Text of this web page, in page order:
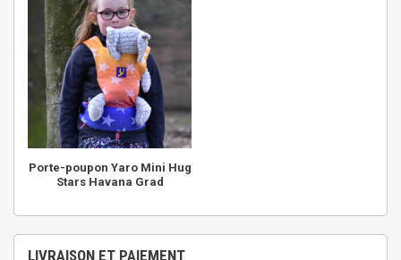
Porte-poupon Yaro Mini Hug
Stars Havana Grad
LIVRAISON ET PAIEMENT